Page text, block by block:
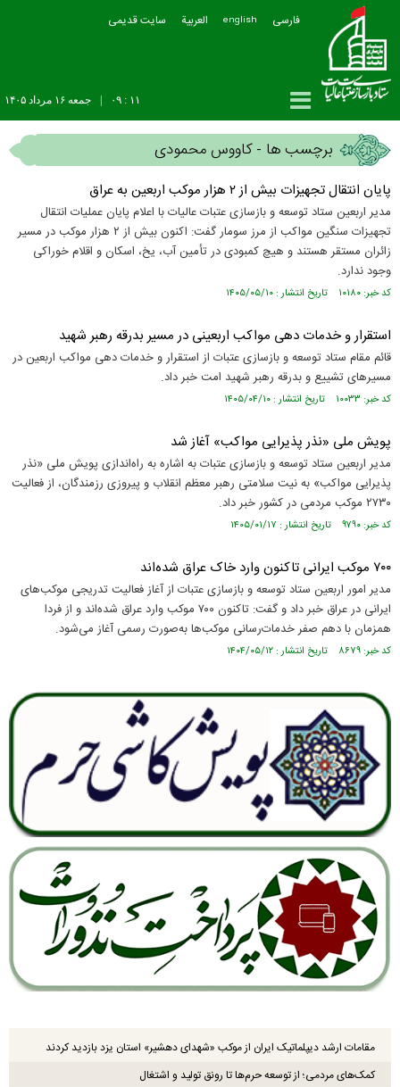
فارسی english العربیة سایت قدیمی
جمعه ۱۶ مرداد ۱۴۰۵ ۱۱ : ۰۹
برچسب ها - کاووس محمودی
پایان انتقال تجهیزات بیش از ۲ هزار موکب اربعین به عراق
مدیر اربعین ستاد توسعه و بازسازی عتبات عالیات با اعلام پایان عملیات انتقال
تجهیزات سنگین مواکب از مرز سومار گفت: اکنون بیش از ۲ هزار موکب در مسیر
زائران مستقر هستند و هیچ کمبودی در تأمین آب، یخ، اسکان و اقلام خوراکی
وجود ندارد.
کد خبر: ۱۰۱۸۰ تاریخ انتشار : ۱۴۰۵/۰۵/۱۰
استقرار و خدمات دهی مواکب اربعینی در مسیر بدرقه رهبر شهید
قائم مقام ستاد توسعه و بازسازی عتبات از استقرار و خدمات دهی مواکب اربعین در
مسیر‌های تشییع و بدرقه رهبر شهید امت خبر داد.
کد خبر: ۱۰۰۳۳ تاریخ انتشار : ۱۴۰۵/۰۴/۱۰
پویش ملی «نذر پذیرایی مواکب» آغاز شد
مدیر اربعین ستاد توسعه و بازسازی عتبات به اشاره به راه‌اندازی پویش ملی «نذر
پذیرایی مواکب» به نیت سلامتی رهبر معظم انقلاب و پیروزی رزمندگان، از فعالیت
۲۷۳۰ موکب مردمی در کشور خبر داد.
کد خبر: ۹۷۹۰ تاریخ انتشار : ۱۴۰۵/۰۱/۱۷
۷۰۰ موکب ایرانی تاکنون وارد خاک عراق شده‌اند
مدیر امور اربعین ستاد توسعه و بازسازی عتبات از آغاز فعالیت تدریجی موکب‌های
ایرانی در عراق خبر داد و گفت: تاکنون ۷۰۰ موکب وارد عراق شده‌اند و از فردا
همزمان با دهم صفر خدمات‌رسانی موکب‌ها به‌صورت رسمی آغاز می‌شود.
کد خبر: ۸۶۷۹ تاریخ انتشار : ۱۴۰۴/۰۵/۱۲
مقامات ارشد دیپلماتیک ایران از موکب «شهدای دهشیر» استان یزد بازدید کردند
کمک‌های مردمی؛ از توسعه حرم‌ها تا رونق تولید و اشتغال